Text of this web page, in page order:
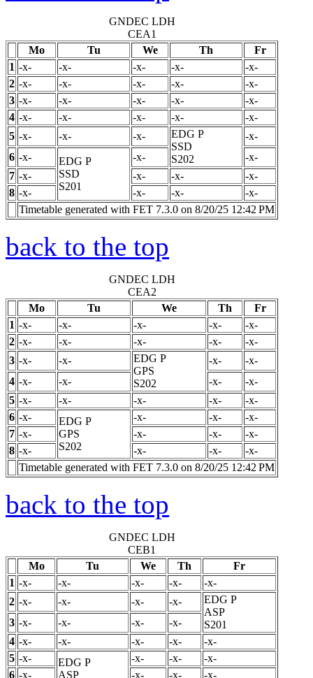
GNDEC LDH
CEA1
Mo
Tu We Th
Fr
1 -x- -x- -x- -x-
-x-
2 -x- -x- -x- -x-
-x-
3 -x- -x- -x- -x-
-x-
4 -x- -x- -x- -x-
-x-
5 -x- -x- -x- EDG P
SSD
S202
-x-
6 -x- EDG P
SSD
S201
-x-
-x-
7 -x- -x- -x-
-x-
8 -x- -x- -x-
-x-
Timetable generated with FET 7.3.0 on 8/20/25 12:42 PM
back to the top
GNDEC LDH
CEA2
Mo
Tu We Th
Fr
1 -x- -x- -x- -x-
-x-
2 -x- -x- -x- -x-
-x-
3 -x- -x- EDG P
GPS
S202
-x-
-x-
4 -x- -x- -x-
-x-
5 -x- -x- -x- -x-
-x-
6 -x- EDG P
GPS
S202
-x- -x-
-x-
7 -x- -x- -x-
-x-
8 -x- -x- -x-
-x-
Timetable generated with FET 7.3.0 on 8/20/25 12:42 PM
back to the top
GNDEC LDH
CEB1
Mo
Tu We Th
Fr
1 -x- -x- -x- -x-
-x-
2 -x- -x- -x- -x- EDG P
ASP
S201
3 -x- -x- -x-
-x-
4 -x- -x- -x- -x-
-x-
5 -x- EDG P
ASP
-x- -x-
-x-
6 -x- -x- -x-
-x-